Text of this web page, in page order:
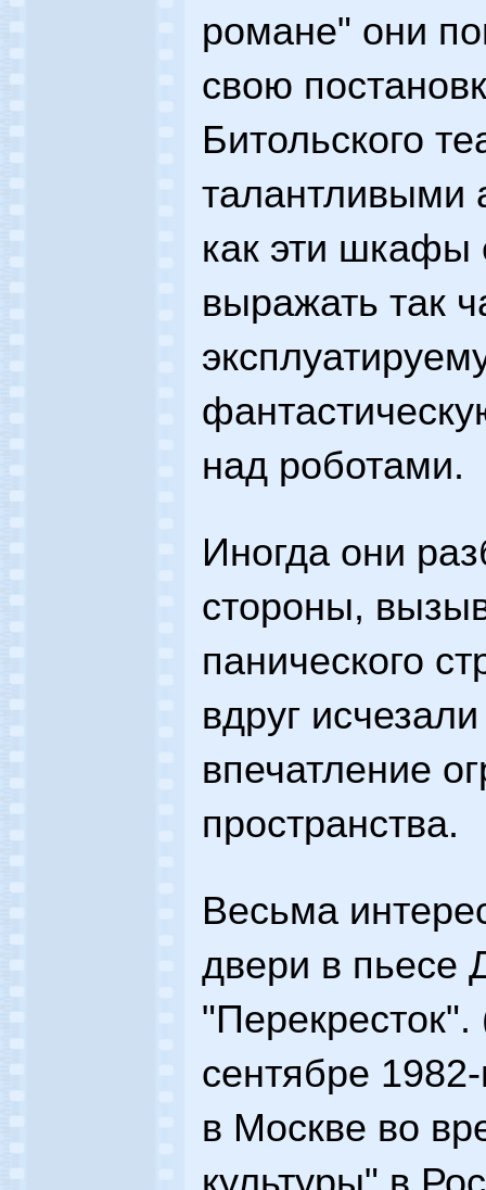
романе" они
свою
Битольского
талантливыми
как эти
выражать так
над роботами.
Иногда они
стороны,
панического
вдруг
впечатление
пространства.
Весьма
двери в пьесе
сентябре
в Москве во